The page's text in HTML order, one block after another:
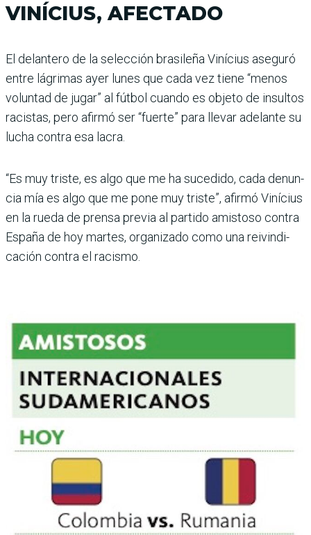
VINÍCIUS, AFECTADO
El delantero de la selección brasileña Vinícius aseguró
entre lágrimas ayer lunes que cada vez tiene “menos
volun­tad de jugar” al fútbol cuando es objeto de insultos
racistas, pero afirmó ser “fuerte” para llevar adelante su
lucha con­tra esa lacra.
“Es muy triste, es algo que me ha sucedido, cada denun­
cia mía es algo que me pone muy triste”, afirmó Vinícius
en la rueda de prensa previa al partido amistoso contra
España de hoy martes, orga­nizado como una reivindi­
cación contra el racismo.